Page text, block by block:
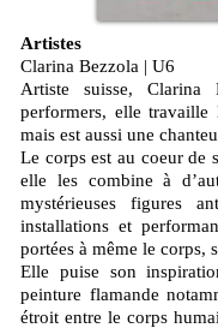
Artistes
Clarina Bezzola | U6
Artiste suisse,
performers, elle travaille
mais est aussi une
Le corps est au coeur de
elle les combine à
mystérieuses figures
installations et
portées à même le corps,
Elle puise son
peinture flamande
étroit entre le corps